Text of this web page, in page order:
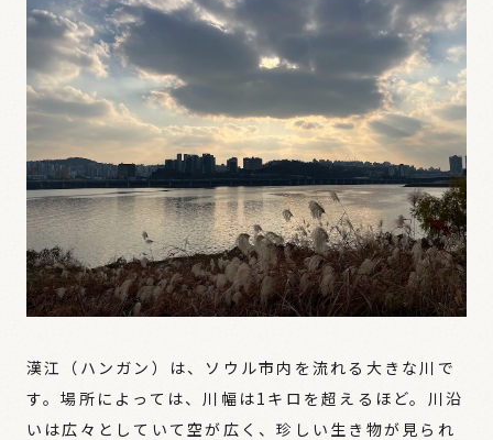
漢江（ハンガン）は、ソウル市内を流れる大きな川で
す。場所によっては、川幅は1キロを超えるほど。川沿
いは広々としていて空が広く、珍しい生き物が見られ